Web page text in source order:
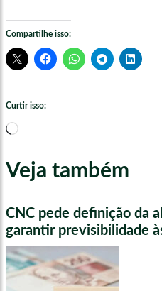
Compartilhe isso:
Curtir isso:
Carregando...
Veja também
CNC pede definição da
garantir previsibilidade